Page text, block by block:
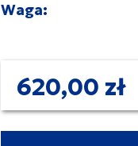
Waga:
620,00 zł